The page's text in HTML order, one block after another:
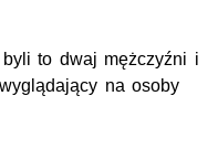
to dwaj mężczyźni i
na osoby